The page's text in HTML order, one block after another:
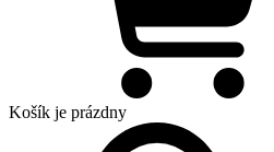
Košík je prázdny